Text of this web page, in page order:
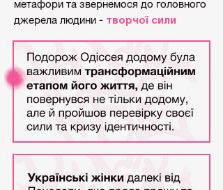
метафори та звернемося до головного
джерела людини - творчої сили